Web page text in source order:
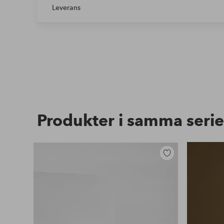
Leverans
Produkter i samma serie